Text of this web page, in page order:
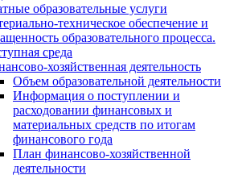
образовательные услуги
техническое обеспечение и
образовательного процесса.
среда
хозяйственная деятельность
Объем образовательной деятельности
Информация о поступлении и
расходовании финансовых и
материальных средств по итогам
финансового года
План финансово-хозяйственной
деятельности